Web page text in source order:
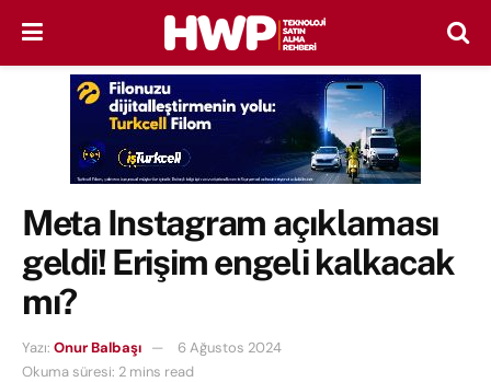
Meta Instagram açıklaması
geldi! Erişim engeli kalkacak
mı?
Yazı: Onur Balbaşı
6 Ağustos 2024
Okuma süresi: 2 mins read